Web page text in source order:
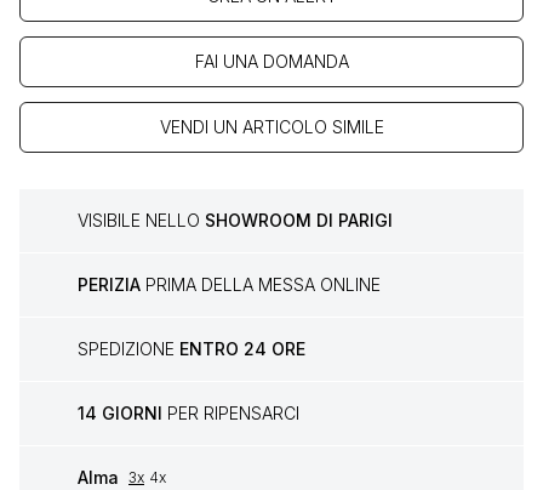
FAI UNA DOMANDA
VENDI UN ARTICOLO SIMILE
VISIBILE NELLO SHOWROOM DI PARIGI
PERIZIA PRIMA DELLA MESSA ONLINE
SPEDIZIONE ENTRO 24 ORE
14 GIORNI PER RIPENSARCI
Alma 3x 4x